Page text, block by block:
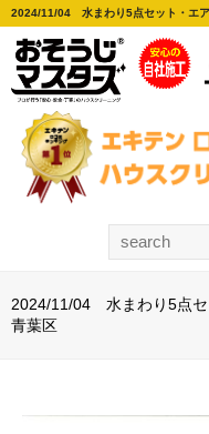
2024/11/04 水まわり5点セット・エ
2024/11/04 水まわり5点
青葉区